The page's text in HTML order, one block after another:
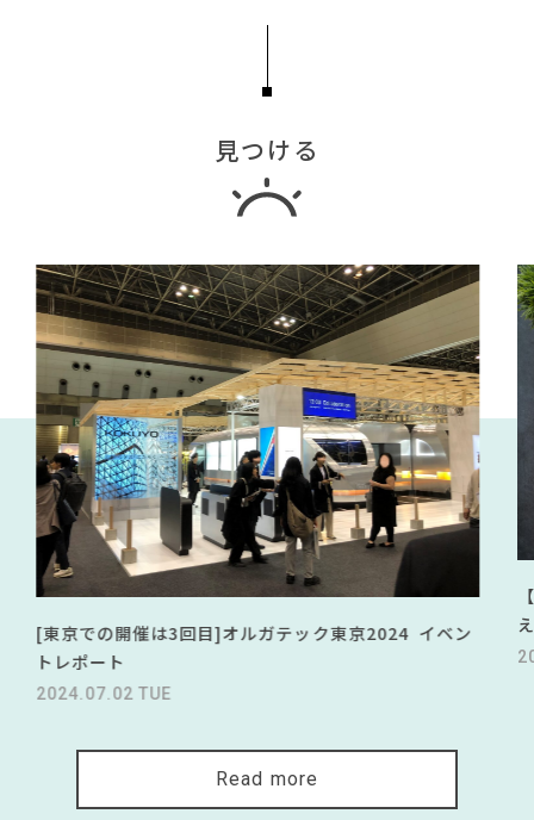
見つける
[東京での開催は3回目]オルガテック東京2024 イベン
トレポート
2024.07.02 TUE
Read more